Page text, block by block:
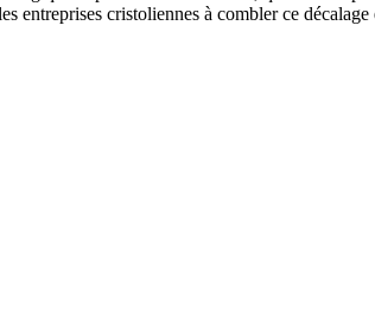
entreprises cristoliennes à combler ce